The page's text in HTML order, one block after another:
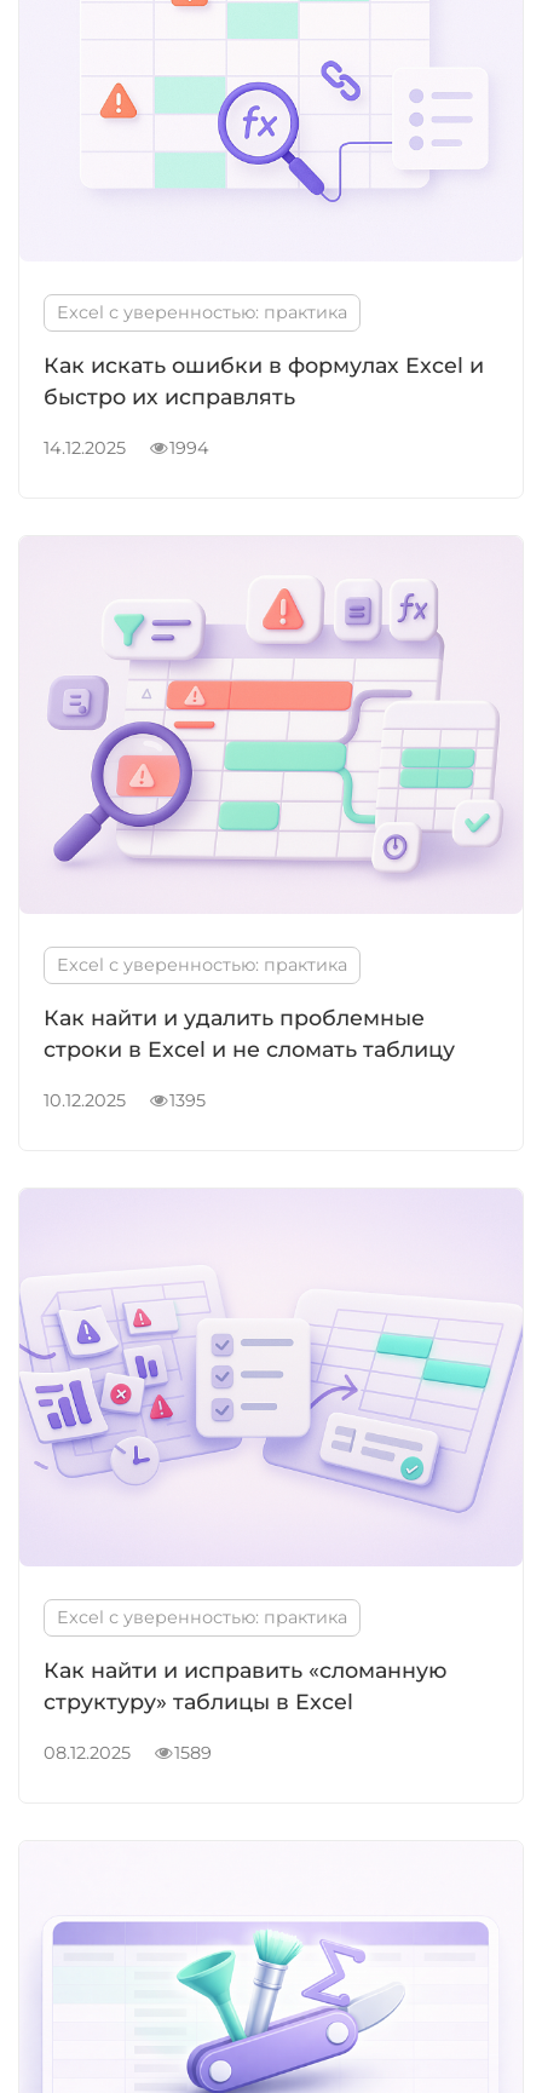
Excel с уверенностью:
Формулы в excel
Excel с уверенностью: практика
Как искать ошибки в формулах Excel и
быстро их исправлять
14.12.2025 1994
Excel с уверенностью: практика
Как найти и удалить проблемные
строки в Excel и не сломать таблицу
10.12.2025 1395
Excel с уверенностью: практика
Как найти и исправить «сломанную
структуру» таблицы в Excel
08.12.2025 1589